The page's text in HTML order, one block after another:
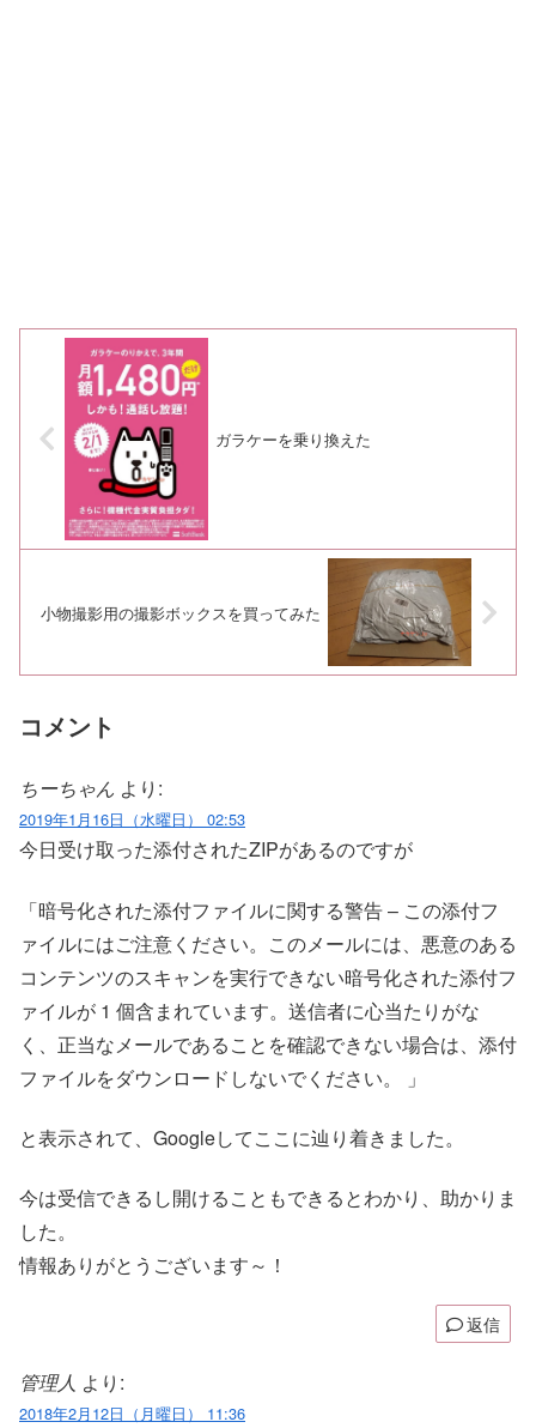
ガラケーを乗り換えた
小物撮影用の撮影ボックスを買ってみた
コメント
ちーちゃん より:
2019年1月16日（水曜日） 02:53
今日受け取った添付されたZIPがあるのですが
「暗号化された添付ファイルに関する警告 – この添付フ
ァイルにはご注意ください。このメールには、悪意のある
コンテンツのスキャンを実行できない暗号化された添付フ
ァイルが 1 個含まれています。送信者に心当たりがな
く、正当なメールであることを確認できない場合は、添付
ファイルをダウンロードしないでください。 」
と表示されて、Googleしてここに辿り着きました。
今は受信できるし開けることもできるとわかり、助かりま
した。
情報ありがとうございます～！
返信
管理人 より:
2018年2月12日（月曜日） 11:36